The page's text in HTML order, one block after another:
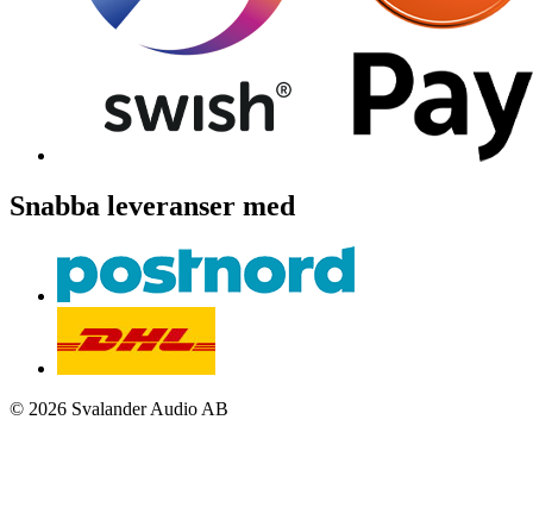
Snabba leveranser med
© 2026 Svalander Audio AB